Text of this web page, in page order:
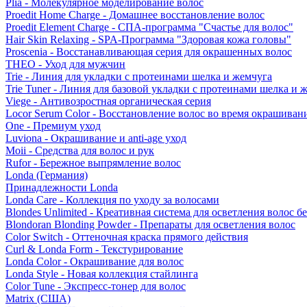
Plia - Молекулярное моделирование волос
Proedit Home Charge - Домашнее восстановление волос
Proedit Element Charge - СПА-программа "Счастье для волос"
Hair Skin Relaxing - SPA-Программа "Здоровая кожа головы"
Proscenia - Восстанавливающая серия для окрашенных волос
THEO - Уход для мужчин
Trie - Линия для укладки с протеинами шелка и жемчуга
Trie Tuner - Линия для базовой укладки с протеинами шелка и
Viege - Антивозростная органическая серия
Locor Serum Color - Восстановление волос во время
One - Премиум уход
Luviona - Окрашивание и anti-age уход
Moii - Средства для волос и рук
Rufor - Бережное выпрямление волос
Londa (Германия)
Принадлежности Londa
Londa Care - Коллекция по уходу за волосами
Blondes Unlimited - Креативная система для осветления волос
Blondoran Blonding Powder - Препараты для осветления волос
Color Switch - Оттеночная краска прямого действия
Curl & Londa Form - Текстурирование
Londa Color - Окрашивание для волос
Londa Style - Новая коллекция стайлинга
Color Tune - Экспресс-тонер для волос
Matrix (США)